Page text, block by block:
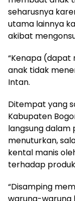
seharusnya
utama lainnya
akibat
“Kenapa (dapat
anak tidak
Intan.
Ditempat yang
Kabupaten
langsung
menuturkan,
kental manis
terhadap
“Disamping
warung-warung